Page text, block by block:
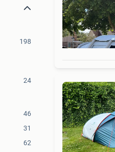
198
24
46
31
62